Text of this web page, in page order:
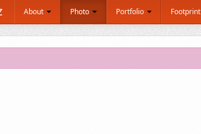
About Photo Portfolio Footprint